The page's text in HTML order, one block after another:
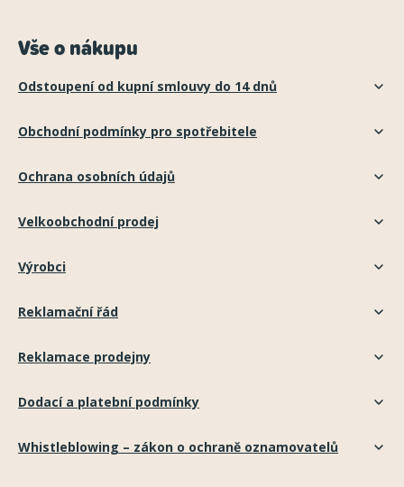
Vše o nákupu
Odstoupení od kupní smlouvy do 14 dnů
Obchodní podmínky pro spotřebitele
Ochrana osobních údajů
Velkoobchodní prodej
Výrobci
Reklamační řád
Reklamace prodejny
Dodací a platební podmínky
Whistleblowing – zákon o ochraně oznamovatelů